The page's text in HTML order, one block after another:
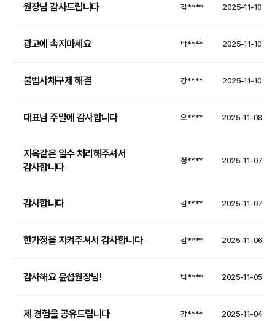
원장님 감사드립니다 김**** 2025-11-10
광고에 속지마세요 박**** 2025-11-10
불법사채구제 해결 강**** 2025-11-10
대표님 주말에 감사합니다 오**** 2025-11-08
지옥같은 일수 처리해주셔서
감사합니다
정**** 2025-11-07
감사합니다 김**** 2025-11-07
한가정을 지켜주셔서 감사합니다 김**** 2025-11-06
감사해요 윤섭원장님! 박**** 2025-11-05
제 경험을 공유드립니다 강**** 2025-11-04